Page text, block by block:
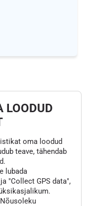
LOODUD
oma loodud
teave, tähendab
lubada
"Collect GPS data",